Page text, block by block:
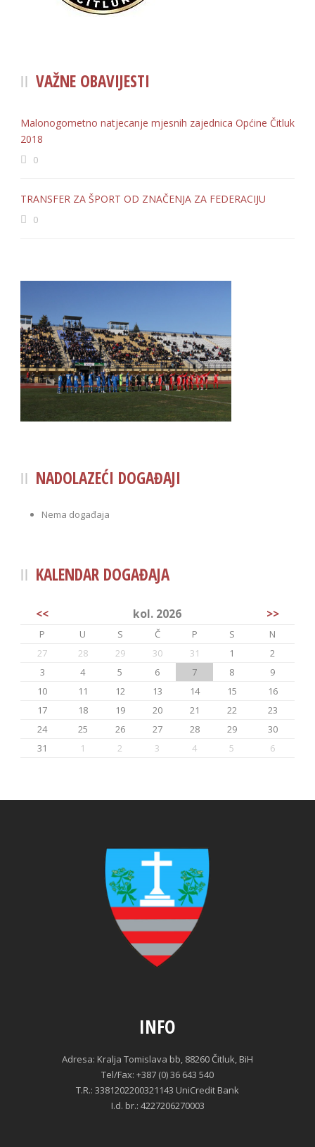
VAŽNE OBAVIJESTI
Malonogometno natjecanje mjesnih zajednica Općine Čitluk
2018
0
TRANSFER ZA ŠPORT OD ZNAČENJA ZA FEDERACIJU
0
NADOLAZEĆI DOGAĐAJI
Nema događaja
KALENDAR DOGAĐAJA
<< kol. 2026 >>
P U S Č P S
N
27
28 29 30 31 1
2
3
4 5 6 7 8
9
10
11 12 13 14 15
16
17
18 19 20 21 22
23
24
25 26 27 28 29
30
31
1 2 3 4 5 6
INFO
Adresa: Kralja Tomislava bb, 88260 Čitluk, BiH
Tel/Fax: +387 (0) 36 643 540
T.R.: 3381202200321143 UniCredit Bank
I.d. br.: 4227206270003